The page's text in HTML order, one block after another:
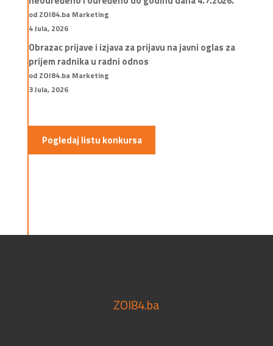
od ZOI84.ba Marketing
4 Jula, 2026
Obrazac prijave i izjava za prijavu na javni oglas za
prijem radnika u radni odnos
od ZOI84.ba Marketing
3 Jula, 2026
Pogledaj listu konkursa
ZOI84.ba